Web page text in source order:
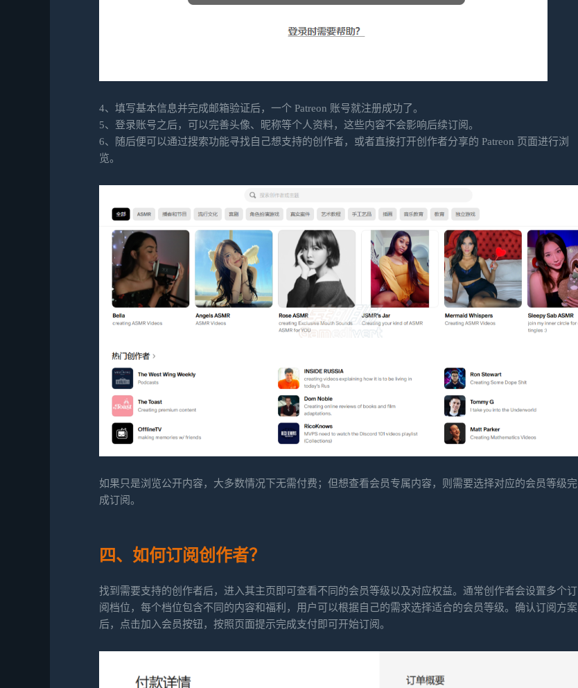
4、填写基本信息并完成邮箱验证后，一个 Patreon 账号就注册成功了。
5、登录账号之后，可以完善头像、昵称等个人资料，这些内容不会影响后续订阅。
6、随后便可以通过搜索功能寻找自己想支持的创作者，或者直接打开创作者分享的 Patreon 页面进行浏
览。
如果只是浏览公开内容，大多数情况下无需付费；但想查看会员专属内容，则需要选择对应的会员等级完
成订阅。
四、如何订阅创作者？
找到需要支持的创作者后，进入其主页即可查看不同的会员等级以及对应权益。通常创作者会设置多个订
阅档位，每个档位包含不同的内容和福利，用户可以根据自己的需求选择适合的会员等级。确认订阅方案
后，点击加入会员按钮，按照页面提示完成支付即可开始订阅。